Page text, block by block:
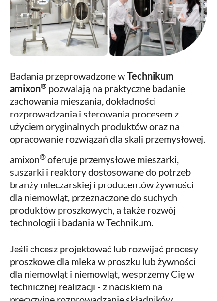
Badania przeprowadzone wTechnikum
amixon® pozwalają na praktyczne badanie
zachowania mieszania, dokładności
rozprowadzania i sterowania procesem z
użyciem oryginalnych produktów oraz na
opracowanie rozwiązań dla skali przemysłowej.
amixon® oferuje przemysłowe mieszarki,
suszarki i reaktory dostosowane do potrzeb
branży mleczarskiej i producentów żywności
dla niemowląt, przeznaczone do suchych
produktów proszkowych, a także rozwój
technologii i badania w Technikum.
Jeśli chcesz projektować lub rozwijać procesy
proszkowe dla mleka w proszku lub żywności
dla niemowląt i niemowląt, wesprzemy Cię w
technicznej realizacji - z naciskiem na